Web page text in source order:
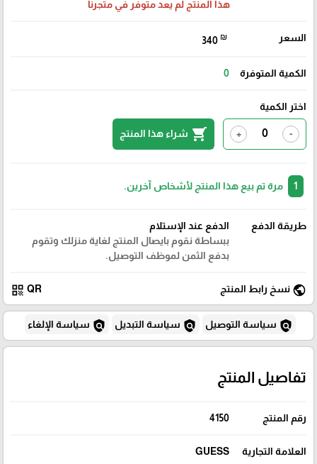
هذا المنتج لم يعد متوفر في متجرنا
السعر 340 ₪
الكمية المتوفرة 0
اختر الكمية
-
+
shopping_cart شراء هذا المنتج
مرة تم بيع هذا المنتج لأشخاص آخرين.
طريقة الدفع
الدفع عند الإستلام
ببساطة نقوم بايصال المنتج لغاية منزلك وتقوم
بدفع الثمن لموظف التوصيل.
public نسخ رابط المنتج QR
qr_code
policy سياسة التوصيل policy سياسة التبديل policy سياسة الإلغاء
تفاصيل المنتج
رقم المنتج 4150
العلامة التجارية GUESS